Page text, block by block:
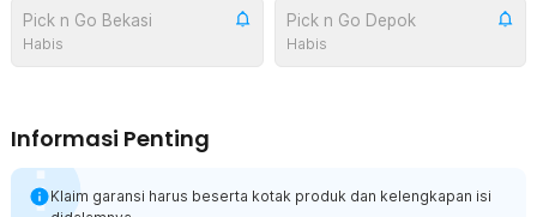
Pick n Go Bekasi
Habis
Pick n Go Depok
Habis
Informasi Penting
Klaim garansi harus beserta kotak produk dan kelengkapan isi